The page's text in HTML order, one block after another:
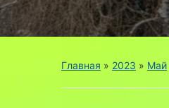
Главная » 2023 » Май